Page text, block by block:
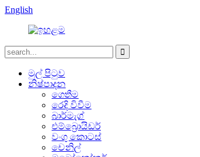
English
මුල් පිටුව
නිෂ්පාදන
ගෙතීම
රෙදි විවීම
බාර්මැග්
එම්බ්‍රොයිඩර්
වංගු කොටස්
චෙනිල්